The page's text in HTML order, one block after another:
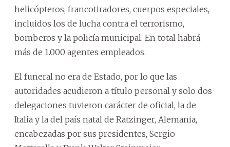
helicópteros, francotiradores, cuerpos especiales,
incluidos los de lucha contra el terrorismo,
bomberos y la policía municipal. En total habrá
más de 1.000 agentes empleados.
El funeral no era de Estado, por lo que las
autoridades acudieron a título personal y solo dos
delegaciones tuvieron carácter de oficial, la de
Italia y la del país natal de Ratzinger, Alemania,
encabezadas por sus presidentes, Sergio